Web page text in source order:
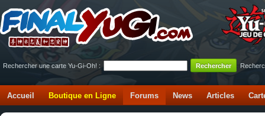
Rechercher une carte Yu-Gi-Oh! :
Accueil Boutique en Ligne Forums News Articles